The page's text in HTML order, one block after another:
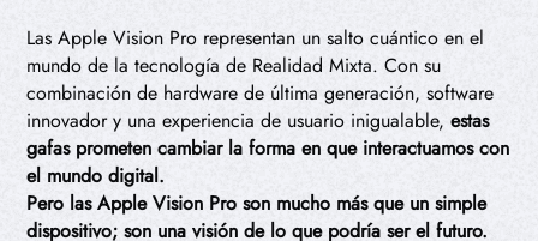
Las Apple Vision Pro representan un salto cuántico en el
mundo de la tecnología de Realidad Mixta. Con su
combinación de hardware de última generación, software
innovador y una experiencia de usuario inigualable, estas
gafas prometen cambiar la forma en que interactuamos con
el mundo digital.
Pero las Apple Vision Pro son mucho más que un simple
dispositivo; son una visión de lo que podría ser el futuro.